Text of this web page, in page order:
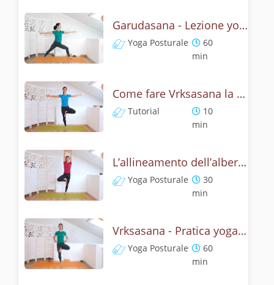
Garudasana - Lezione yoga con la storia dell'aquila
Yoga Posturale
60
min
Come fare Vrksasana la posizione dell’albero? Tutorial
Tutorial
10
min
L’allineamento dell’albero - Yoga con Vrksasana
Yoga Posturale
30
min
Vrksasana - Pratica yoga con l'anatomia dell'albero
Yoga Posturale
60
min